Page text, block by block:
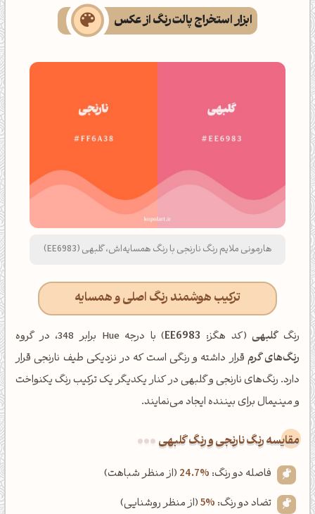
ابزار استخراج پالت رنگ از عکس
هارمونی ملایم رنگ نارنجی با رنگ همسایه‌اش، گلبهی (EE6983)
ترکیب هوشمند رنگ اصلی و همسایه
رنگگلبهی(کد هگز: EE6983) با درجه Hue برابر 348، در گروه
رنگ‌های گرم قرار داشته و رنگی است که در نزدیکی طیف نارنجی قرار
دارد. رنگ‌های نارنجی و گلبهی در کنار یکدیگر یک ترکیب رنگ یکنواخت
و مینیمال برای بیننده ایجاد می‌نمایند.
‌مقایسه رنگ نارنجی و رنگ گلبهی
فاصله دو رنگ: 24.7% (از منظر شباهت)
تضاد دو رنگ: 5%(از منظر روشنایی)